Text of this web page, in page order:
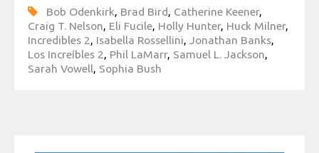
Bob Odenkirk, Brad Bird, Catherine Keener,
Craig T. Nelson, Eli Fucile, Holly Hunter, Huck Milner,
Incredibles 2, Isabella Rossellini, Jonathan Banks,
Los Increíbles 2, Phil LaMarr, Samuel L. Jackson,
Sarah Vowell, Sophia Bush